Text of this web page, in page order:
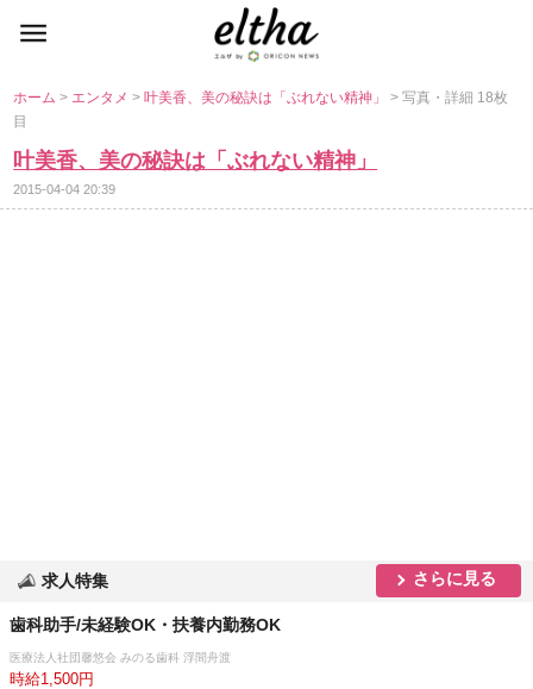
ホーム> エンタメ>叶美香、美の秘訣は「ぶれない精神」> 写真・詳細 18枚
目
叶美香、美の秘訣は「ぶれない精神」
2015-04-04 20:39
求人特集 さらに見る
歯科助手/未経験OK・扶養内勤務OK
医療法人社団馨悠会 みのる歯科 浮間舟渡
時給1,500円